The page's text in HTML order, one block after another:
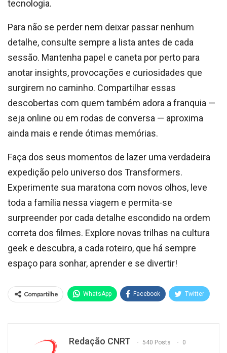
tecnologia.
Para não se perder nem deixar passar nenhum
detalhe, consulte sempre a lista antes de cada
sessão. Mantenha papel e caneta por perto para
anotar insights, provocações e curiosidades que
surgirem no caminho. Compartilhar essas
descobertas com quem também adora a franquia —
seja online ou em rodas de conversa — aproxima
ainda mais e rende ótimas memórias.
Faça dos seus momentos de lazer uma verdadeira
expedição pelo universo dos Transformers.
Experimente sua maratona com novos olhos, leve
toda a família nessa viagem e permita-se
surpreender por cada detalhe escondido na ordem
correta dos filmes. Explore novas trilhas na cultura
geek e descubra, a cada roteiro, que há sempre
espaço para sonhar, aprender e se divertir!
Compartilhe WhatsApp Facebook Twitter
Redação CNRT 540 Posts 0